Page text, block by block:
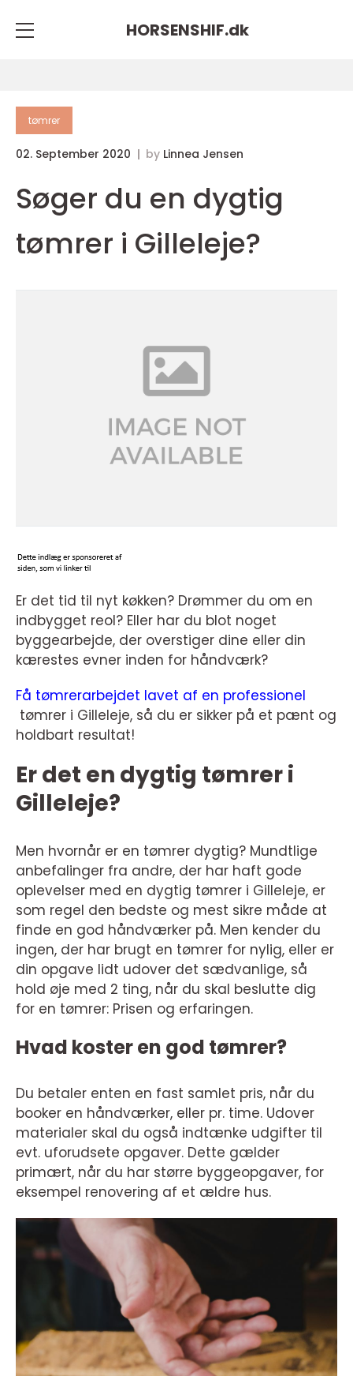
HORSENSHIF.dk
tømrer
02. September 2020 by Linnea Jensen
Søger du en dygtig
tømrer i Gilleleje?
Er det tid til nyt køkken? Drømmer du om en
indbygget reol? Eller har du blot noget
byggearbejde, der overstiger dine eller din
kærestes evner inden for håndværk?
Få tømrerarbejdet lavet af en professionel
tømrer i Gilleleje, så du er sikker på et pænt og
holdbart resultat!
Er det en dygtig tømrer i
Gilleleje?
Men hvornår er en tømrer dygtig? Mundtlige
anbefalinger fra andre, der har haft gode
oplevelser med en dygtig tømrer i Gilleleje, er
som regel den bedste og mest sikre måde at
finde en god håndværker på. Men kender du
ingen, der har brugt en tømrer for nylig, eller er
din opgave lidt udover det sædvanlige, så
hold øje med 2 ting, når du skal beslutte dig
for en tømrer: Prisen og erfaringen.
Hvad koster en god tømrer?
Du betaler enten en fast samlet pris, når du
booker en håndværker, eller pr. time. Udover
materialer skal du også indtænke udgifter til
evt. uforudsete opgaver. Dette gælder
primært, når du har større byggeopgaver, for
eksempel renovering af et ældre hus.